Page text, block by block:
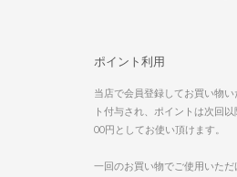
ポイント利用
当店で会員登録してお買い物
ト付与され、ポイントは次回
00円としてお使い頂けます。
一回のお買い物でご使用いた